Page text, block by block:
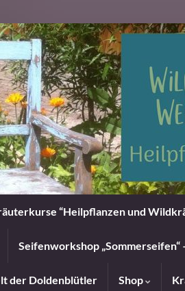
“Heilpflanzen und
Seifenworkshop „Sommerseifen“
der Doldenblütler Shop